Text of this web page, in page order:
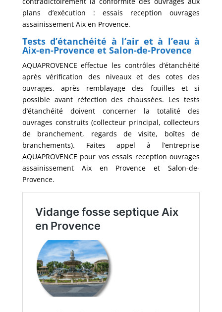
plans d’exécution : essais reception ouvrages
assainissement Aix en Provence.
Tests d’étanchéité à l’air et à l’eauà
Aix-en-Provence et Salon-de-Provence
AQUAPROVENCE effectue les contrôles d’étanchéité
après vérification des niveaux et des cotes des
ouvrages, après remblayage des fouilles et si
possible avant réfection des chaussées. Les tests
d’étanchéité doivent concerner la totalité des
ouvrages construits (collecteur principal, collecteurs
de branchement, regards de visite, boîtes de
branchements). Faites appel à l’entreprise
AQUAPROVENCE pour vos essais reception ouvrages
assainissement Aix en Provence et Salon-de-
Provence.